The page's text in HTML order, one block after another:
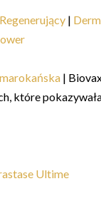
|
|
które
Ultime